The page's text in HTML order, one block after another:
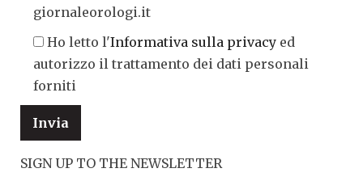
giornaleorologi.it
Ho letto l'Informativa sulla privacy ed
autorizzo il trattamento dei dati personali
forniti
SIGN UP TO THE NEWSLETTER